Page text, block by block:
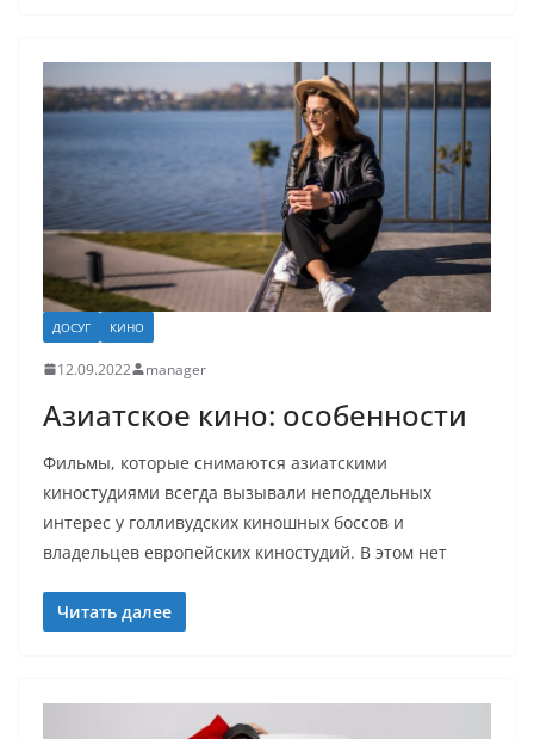
ДОСУГ КИНО
12.09.2022 manager
Азиатское кино: особенности
Фильмы, которые снимаются азиатскими
киностудиями всегда вызывали неподдельных
интерес у голливудских киношных боссов и
владельцев европейских киностудий. В этом нет
Читать далее